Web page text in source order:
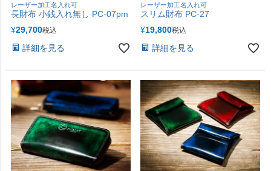
レーザー加工名入れ可
長財布 小銭入れ無し PC-07pm
¥29,700税込
詳細を見る
レーザー加工名入れ可
スリム財布 PC-27
¥19,800税込
詳細を見る